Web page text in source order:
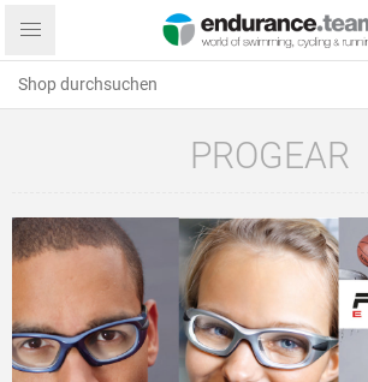
PROGEAR